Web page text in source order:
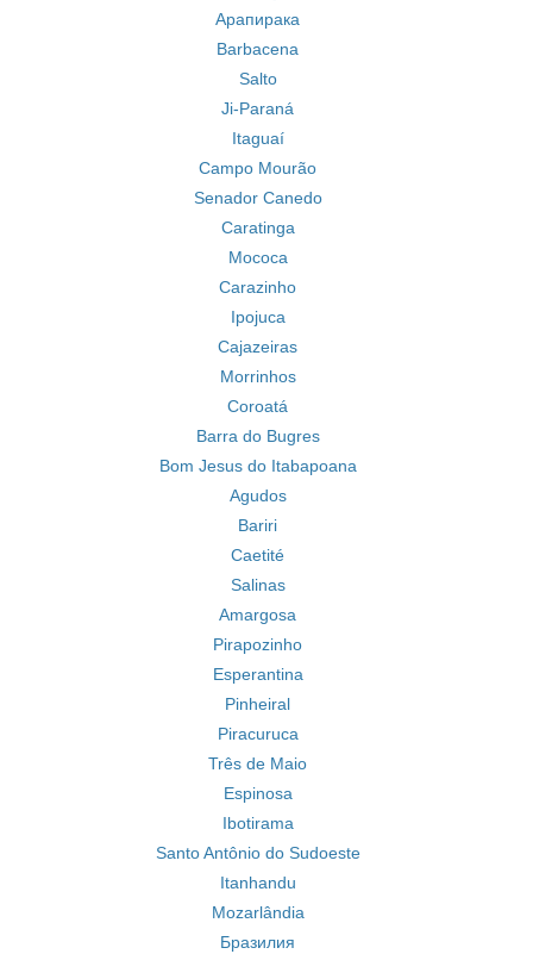
Арапирака
Barbacena
Salto
Ji-Paraná
Itaguaí
Campo Mourão
Senador Canedo
Caratinga
Mococa
Carazinho
Ipojuca
Cajazeiras
Morrinhos
Coroatá
Barra do Bugres
Bom Jesus do Itabapoana
Agudos
Bariri
Caetité
Salinas
Amargosa
Pirapozinho
Esperantina
Pinheiral
Piracuruca
Três de Maio
Espinosa
Ibotirama
Santo Antônio do Sudoeste
Itanhandu
Mozarlândia
Бразилия